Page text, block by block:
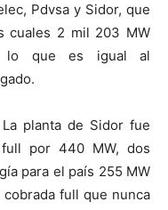
Pdvsa y Sidor, que
cuales 2 mil 203 MW
lo que es igual al
planta de Sidor fue
por 440 MW, dos
para el país 255 MW
full que nunca